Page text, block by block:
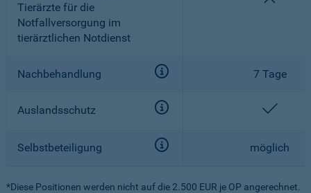
Tierärzte für die
Notfallversorgung im
tierärztlichen Notdienst
Nachbehandlung 7 Tage
Auslandsschutz
Selbstbeteiligung möglich
*Diese Positionen werden nicht auf die 2.500 EUR je OP angerechnet.